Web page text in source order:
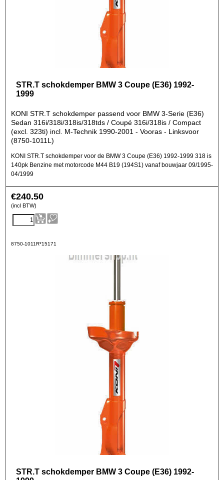
STR.T schokdemper BMW 3 Coupe (E36) 1992-
1999
KONI STR.T schokdemper passend voor BMW 3-Serie (E36)
Sedan 316i/318i/318is/318tds / Coupé 316i/318is / Compact
(excl. 323ti) incl. M-Technik 1990-2001 - Vooras - Linksvoor
(8750-1011L)
KONI STR.T schokdemper voor de BMW 3 Coupe (E36) 1992-1999 318 is
140pk Benzine met motorcode M44 B19 (194S1) vanaf bouwjaar 09/1995-
04/1999
€240.50
(incl BTW)
8750-1011R*15171
STR.T schokdemper BMW 3 Coupe (E36) 1992-